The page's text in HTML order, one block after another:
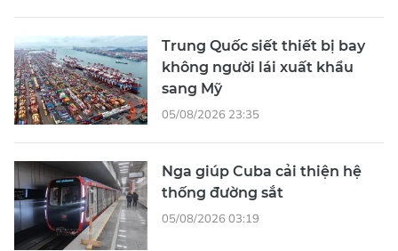
Trung Quốc siết thiết bị bay
không người lái xuất khẩu
sang Mỹ
05/08/2026 23:35
Nga giúp Cuba cải thiện hệ
thống đường sắt
05/08/2026 03:19